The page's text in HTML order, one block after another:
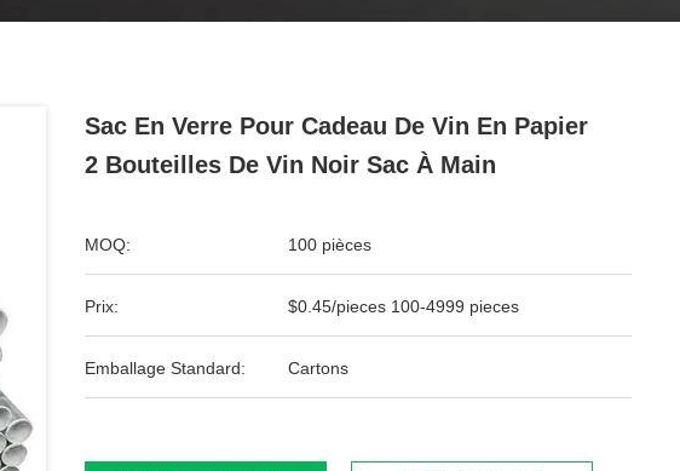
Sac En Verre Pour Cadeau De Vin En Papier
2 Bouteilles De Vin Noir Sac À Main
MOQ: 100 pièces
Prix: $0.45/pieces 100-4999 pieces
Emballage Standard: Cartons